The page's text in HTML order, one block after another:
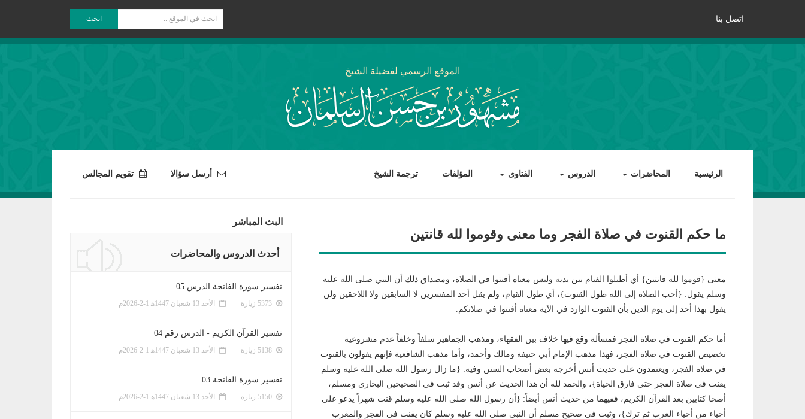
اتصل بنا ابحث
الموقع الرسمي لفضيلة الشيخ
الرئيسية المحاضرات الدروس الفتاوى المؤلفات ترجمة الشيخ أرسل سؤالا تقويم المجالس
ما حكم القنوت في صلاة الفجر وما معنى وقوموا لله قانتين
معنى {قوموا لله قانتين} أي أطيلوا القيام بين يديه وليس معناه أقنتوا في الصلاة، ومصداق ذلك أن النبي صلى الله عليه
وسلم يقول: {أحب الصلاة إلى الله طول القنوت}، أي طول القيام، ولم يقل أحد المفسرين لا السابقين ولا اللاحقين ولن
يقول بهذا أحد إلى يوم الدين بأن القنوت الوارد في الآية معناه أقنتوا في صلاتكم.
أما حكم القنوت في صلاة الفجر فمسألة وقع فيها خلاف بين الفقهاء، ومذهب الجماهير سلفاً وخلفاً عدم مشروعية
تخصيص القنوت في صلاة الفجر، فهذا مذهب الإمام أبي حنيفة ومالك وأحمد، وأما مذهب الشافعية فإنهم يقولون بالقنوت
في صلاة الفجر، ويعتمدون على حديث أنس أخرجه بعض أصحاب السنن وفيه: {ما زال رسول الله صلى الله عليه وسلم
يقنت في صلاة الفجر حتى فارق الحياة}، والحمد لله أن هذا الحديث عن أنس وقد ثبت في الصحيحين البخاري ومسلم،
أصحا كتابين بعد القرآن الكريم، ففيهما من حديث أنس أيضاً: {أن رسول الله صلى الله عليه وسلم قنت شهراً يدعو على
أحياء من أحياء العرب ثم ترك}، وثبت في صحيح مسلم أن النبي صلى الله عليه وسلم كان يقنت في الفجر والمغرب
البث المباشر
أحدث الدروس والمحاضرات
تفسير سورة الفاتحة الدرس 05
الأحد 13 شعبان 1447ﻫ 1-2-2026م
تفسير القرآن الكريم - الدرس رقم 04
الأحد 13 شعبان 1447ﻫ 1-2-2026م
تفسير سورة الفاتحة 03
الأحد 13 شعبان 1447ﻫ 1-2-2026م